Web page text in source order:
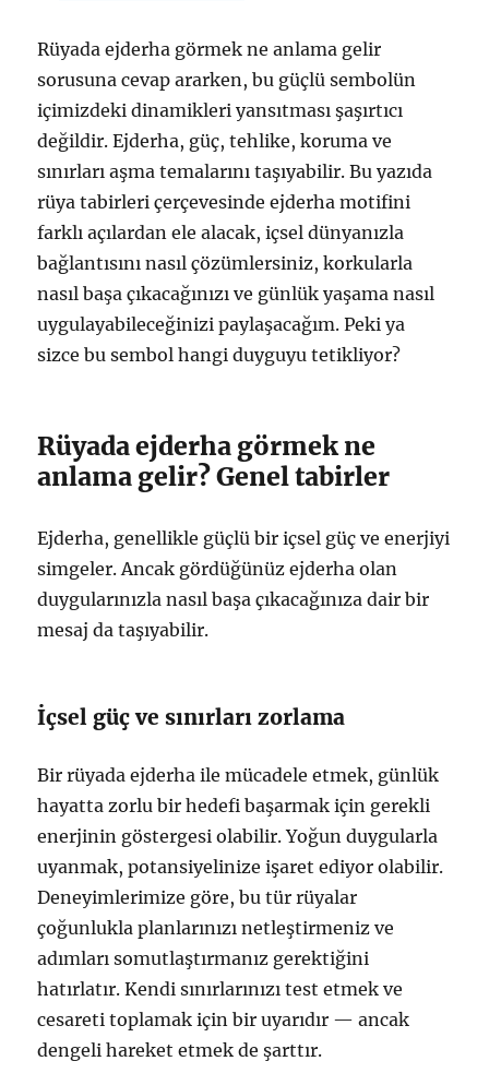
Rüyada ejderha görmek ne anlama gelir
sorusuna cevap ararken, bu güçlü sembolün
içimizdeki dinamikleri yansıtması şaşırtıcı
değildir. Ejderha, güç, tehlike, koruma ve
sınırları aşma temalarını taşıyabilir. Bu yazıda
rüya tabirleri çerçevesinde ejderha motifini
farklı açılardan ele alacak, içsel dünyanızla
bağlantısını nasıl çözümlersiniz, korkularla
nasıl başa çıkacağınızı ve günlük yaşama nasıl
uygulayabileceğinizi paylaşacağım. Peki ya
sizce bu sembol hangi duyguyu tetikliyor?
Rüyada ejderha görmek ne
anlama gelir? Genel tabirler
Ejderha, genellikle güçlü bir içsel güç ve enerjiyi
simgeler. Ancak gördüğünüz ejderha olan
duygularınızla nasıl başa çıkacağınıza dair bir
mesaj da taşıyabilir.
İçsel güç ve sınırları zorlama
Bir rüyada ejderha ile mücadele etmek, günlük
hayatta zorlu bir hedefi başarmak için gerekli
enerjinin göstergesi olabilir. Yoğun duygularla
uyanmak, potansiyelinize işaret ediyor olabilir.
Deneyimlerimize göre, bu tür rüyalar
çoğunlukla planlarınızı netleştirmeniz ve
adımları somutlaştırmanız gerektiğini
hatırlatır. Kendi sınırlarınızı test etmek ve
cesareti toplamak için bir uyarıdır — ancak
dengeli hareket etmek de şarttır.